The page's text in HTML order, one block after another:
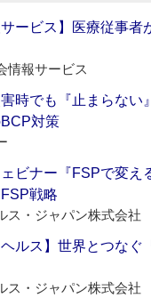
サービス】医療従事者
情報サービス
害時でも『止まらな
対策
ェビナー『FSPで変え
戦略
ス・ジャパン株式会社
ヘルス】世界とつな
ス・ジャパン株式会社